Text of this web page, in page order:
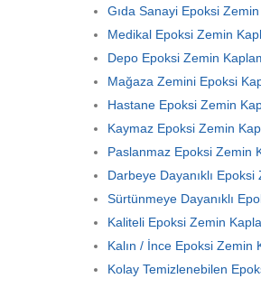
Gıda Sanayi Epoksi
Medikal Epoksi Zemin
Depo Epoksi Zemin
Mağaza Zemini Epoksi
Hastane Epoksi Zemin
Kaymaz Epoksi Zemin
Paslanmaz Epoksi Zemin
Darbeye Dayanıklı
Sürtünmeye Dayanıklı
Kaliteli Epoksi Zemin
Kalın / İnce Epoksi Zemin
Kolay Temizlenebilen